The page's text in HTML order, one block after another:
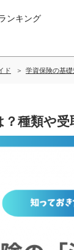
ンキング
ド 学資保険の基礎
種類や